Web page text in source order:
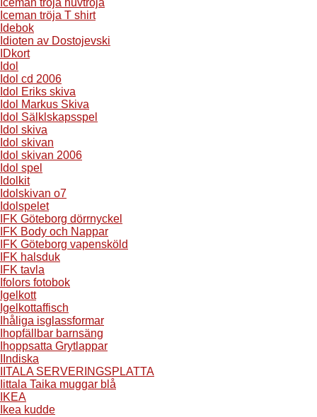
Iceman tröja T shirt
Idebok
Idioten av Dostojevski
IDkort
Idol
Idol cd 2006
Idol Eriks skiva
Idol Markus Skiva
Idol Sälklskapsspel
Idol skiva
Idol skivan
Idol skivan 2006
Idol spel
Idolkit
Idolskivan o7
Idolspelet
IFK Göteborg dörrnyckel
IFK Body och Nappar
IFK Göteborg vapensköld
IFK halsduk
IFK tavla
Ifolors fotobok
Igelkott
Igelkottaffisch
Ihåliga isglassformar
Ihopfällbar barnsäng
Ihoppsatta Grytlappar
IIndiska
IITALA SERVERINGSPLATTA
Iittala Taika muggar blå
IKEA
Ikea kudde